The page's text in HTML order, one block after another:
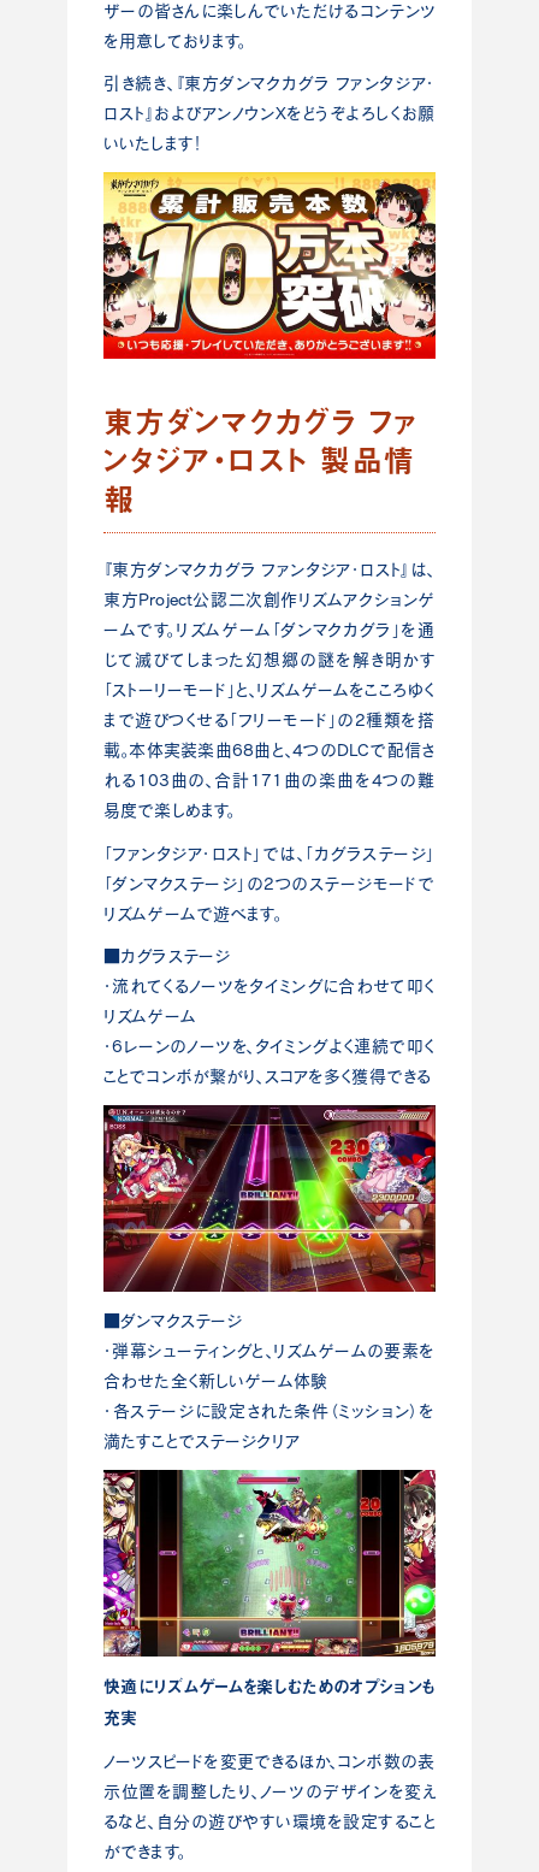
ザーの皆さんに楽しんでいただけるコンテンツ
を用意しております。
引き続き、『東方ダンマクカグラ ファンタジア・
ロスト』およびアンノウンXをどうぞよろしくお願
いいたします！
東方ダンマクカグラ ファ
ンタジア・ロスト 製品情
報
『東方ダンマクカグラ ファンタジア・ロスト』は、
東方Project公認二次創作リズムアクションゲ
ームです。リズムゲーム「ダンマクカグラ」を通
じて滅びてしまった幻想郷の謎を解き明かす
「ストーリーモード」と、リズムゲームをこころゆく
まで遊びつくせる「フリーモード」の2種類を搭
載。本体実装楽曲68曲と、4つのDLCで配信さ
れる103曲の、合計171曲の楽曲を4つの難
易度で楽しめます。
「ファンタジア・ロスト」では、「カグラステージ」
「ダンマクステージ」の2つのステージモードで
リズムゲームで遊べます。
■カグラステージ
・流れてくるノーツをタイミングに合わせて叩く
リズムゲーム
・6レーンのノーツを、タイミングよく連続で叩く
ことでコンボが繋がり、スコアを多く獲得できる
■ダンマクステージ
・弾幕シューティングと、リズムゲームの要素を
合わせた全く新しいゲーム体験
・各ステージに設定された条件（ミッション）を
満たすことでステージクリア
快適にリズムゲームを楽しむためのオプションも
充実
ノーツスピードを変更できるほか、コンボ数の表
示位置を調整したり、ノーツのデザインを変え
るなど、自分の遊びやすい環境を設定すること
ができます。